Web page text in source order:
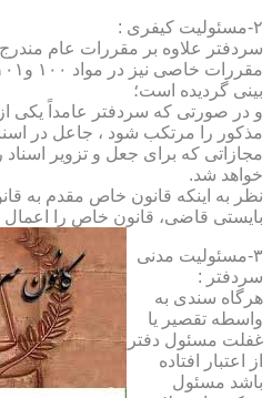
۲-مسئولیت کیفری :
سردفتر علاوه بر مقررات عام
بینی گردیده است؛
و در صورتی که سردفتر عامداً یکی
مذکور را مرتکب شود ، جاعل در
مجازاتی که برای جعل و تزویر
خواهد شد.
نظر به اینکه قانون خاص مقدم به
بایستی قاضی، قانون خاص را اعمال
۳-مسئولیت مدنی
سردفتر :
هرگاه سندی به
واسطه تقصیر یا
غفلت مسئول دفتر
از اعتبار افتاده
باشد مسئول